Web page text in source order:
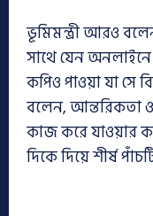
ভূমিমন্ত্রী আরও
সাথে যেন
কপিও পাওয়া যা সে
বলেন, আন্তরিকতা
কাজ করে যাওয়ার
দিকে দিয়ে শীর্ষ